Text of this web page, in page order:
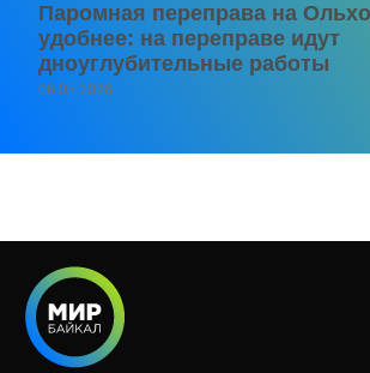
Паромная переправа на
удобнее: на переправе идут
дноуглубительные работы
06.08.2026